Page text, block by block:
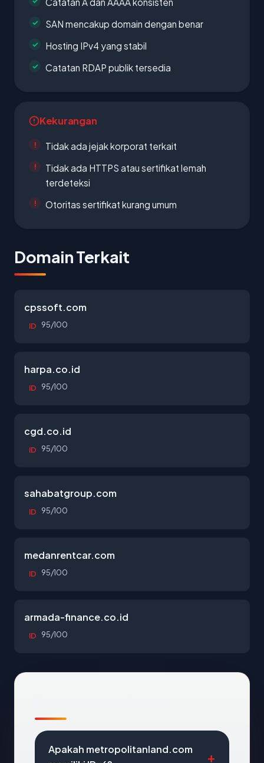
SAN mencakup domain dengan benar
Hosting IPv4 yang stabil
Catatan RDAP publik tersedia
Kekurangan
Tidak ada jejak korporat terkait
Tidak ada HTTPS atau sertifikat lemah
terdeteksi
Otoritas sertifikat kurang umum
Domain Terkait
cpssoft.com
ID 95/100
harpa.co.id
ID 95/100
cgd.co.id
ID 95/100
sahabatgroup.com
ID 95/100
medanrentcar.com
ID 95/100
armada-finance.co.id
ID 95/100
Apakah metropolitanland.com